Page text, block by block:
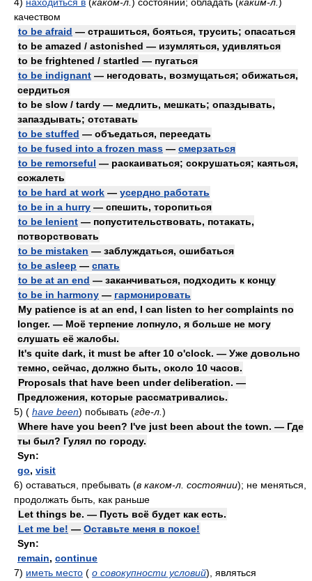
качеством
to be afraid — страшиться, бояться, трусить; опасаться
to be amazed / astonished — изумляться, удивляться
to be frightened / startled — пугаться
to be indignant — негодовать, возмущаться; обижаться,
сердиться
to be slow / tardy — медлить, мешкать; опаздывать,
запаздывать; отставать
to be stuffed — объедаться, переедать
to be fused into a frozen mass — смерзаться
to be remorseful — раскаиваться; сокрушаться; каяться,
сожалеть
to be hard at work — усердно работать
to be in a hurry — спешить, торопиться
to be lenient — попустительствовать, потакать,
потворствовать
to be mistaken — заблуждаться, ошибаться
to be asleep — спать
to be at an end — заканчиваться, подходить к концу
to be in harmony — гармонировать
My patience is at an end, I can listen to her complaints no
longer. — Моё терпение лопнуло, я больше не могу
слушать её жалобы.
It's quite dark, it must be after 10 o'clock. — Уже довольно
темно, сейчас, должно быть, около 10 часов.
Proposals that have been under deliberation. —
Предложения, которые рассматривались.
5) ( have been) побывать (где-л. )
Where have you been? I've just been about the town. — Где
ты был? Гулял по городу.
Syn:
go, visit
6) оставаться, пребывать (в каком-л. состоянии); не меняться,
продолжать быть, как раньше
Let things be. — Пусть всё будет как есть.
Let me be! — Оставьте меня в покое!
Syn:
remain, continue
7) иметь место ( о совокупности условий) , являться